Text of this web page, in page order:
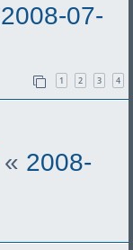
2008-07-
1 2 3 4
« 2008-